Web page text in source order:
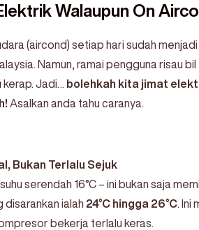
Walaupun On
(aircond) setiap hari sudah
Namun, ramai pengguna risau
kerap. Jadi… bolehkah kita jimat
Asalkan anda tahu caranya.
Bukan Terlalu Sejuk
serendah 16°C – ini bukan saja
disarankan ialah 24°C hingga 26°C. Ini
bekerja terlalu keras.